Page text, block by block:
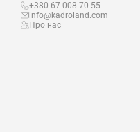
+380 67 008 70 55
info@kadroland.com
Про нас